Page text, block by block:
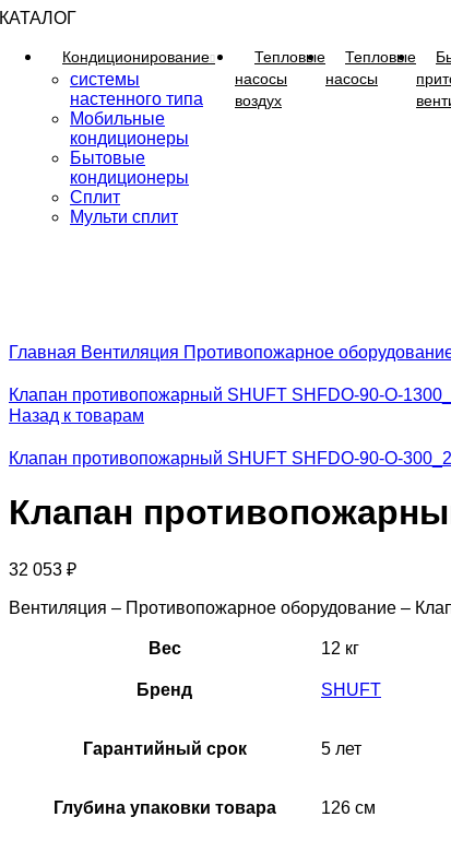
КАТАЛОГ
Кондиционирование
системы
настенного типа
Мобильные
кондиционеры
Бытовые
кондиционеры
Сплит
Мульти сплит
Тепловые
насосы
воздух
Тепловые
насосы
Главная Вентиляция Противопожарное
Клапан противопожарный SHUFT SHFDO-90-O-
Назад к товарам
Клапан противопожарный SHUFT SHFDO-90-O-
Клапан
32 053 ₽
Вентиляция – Противопожарное оборудование –
Вес 12 кг
Бренд SHUFT
Гарантийный срок 5 лет
Глубина упаковки товара 126 см